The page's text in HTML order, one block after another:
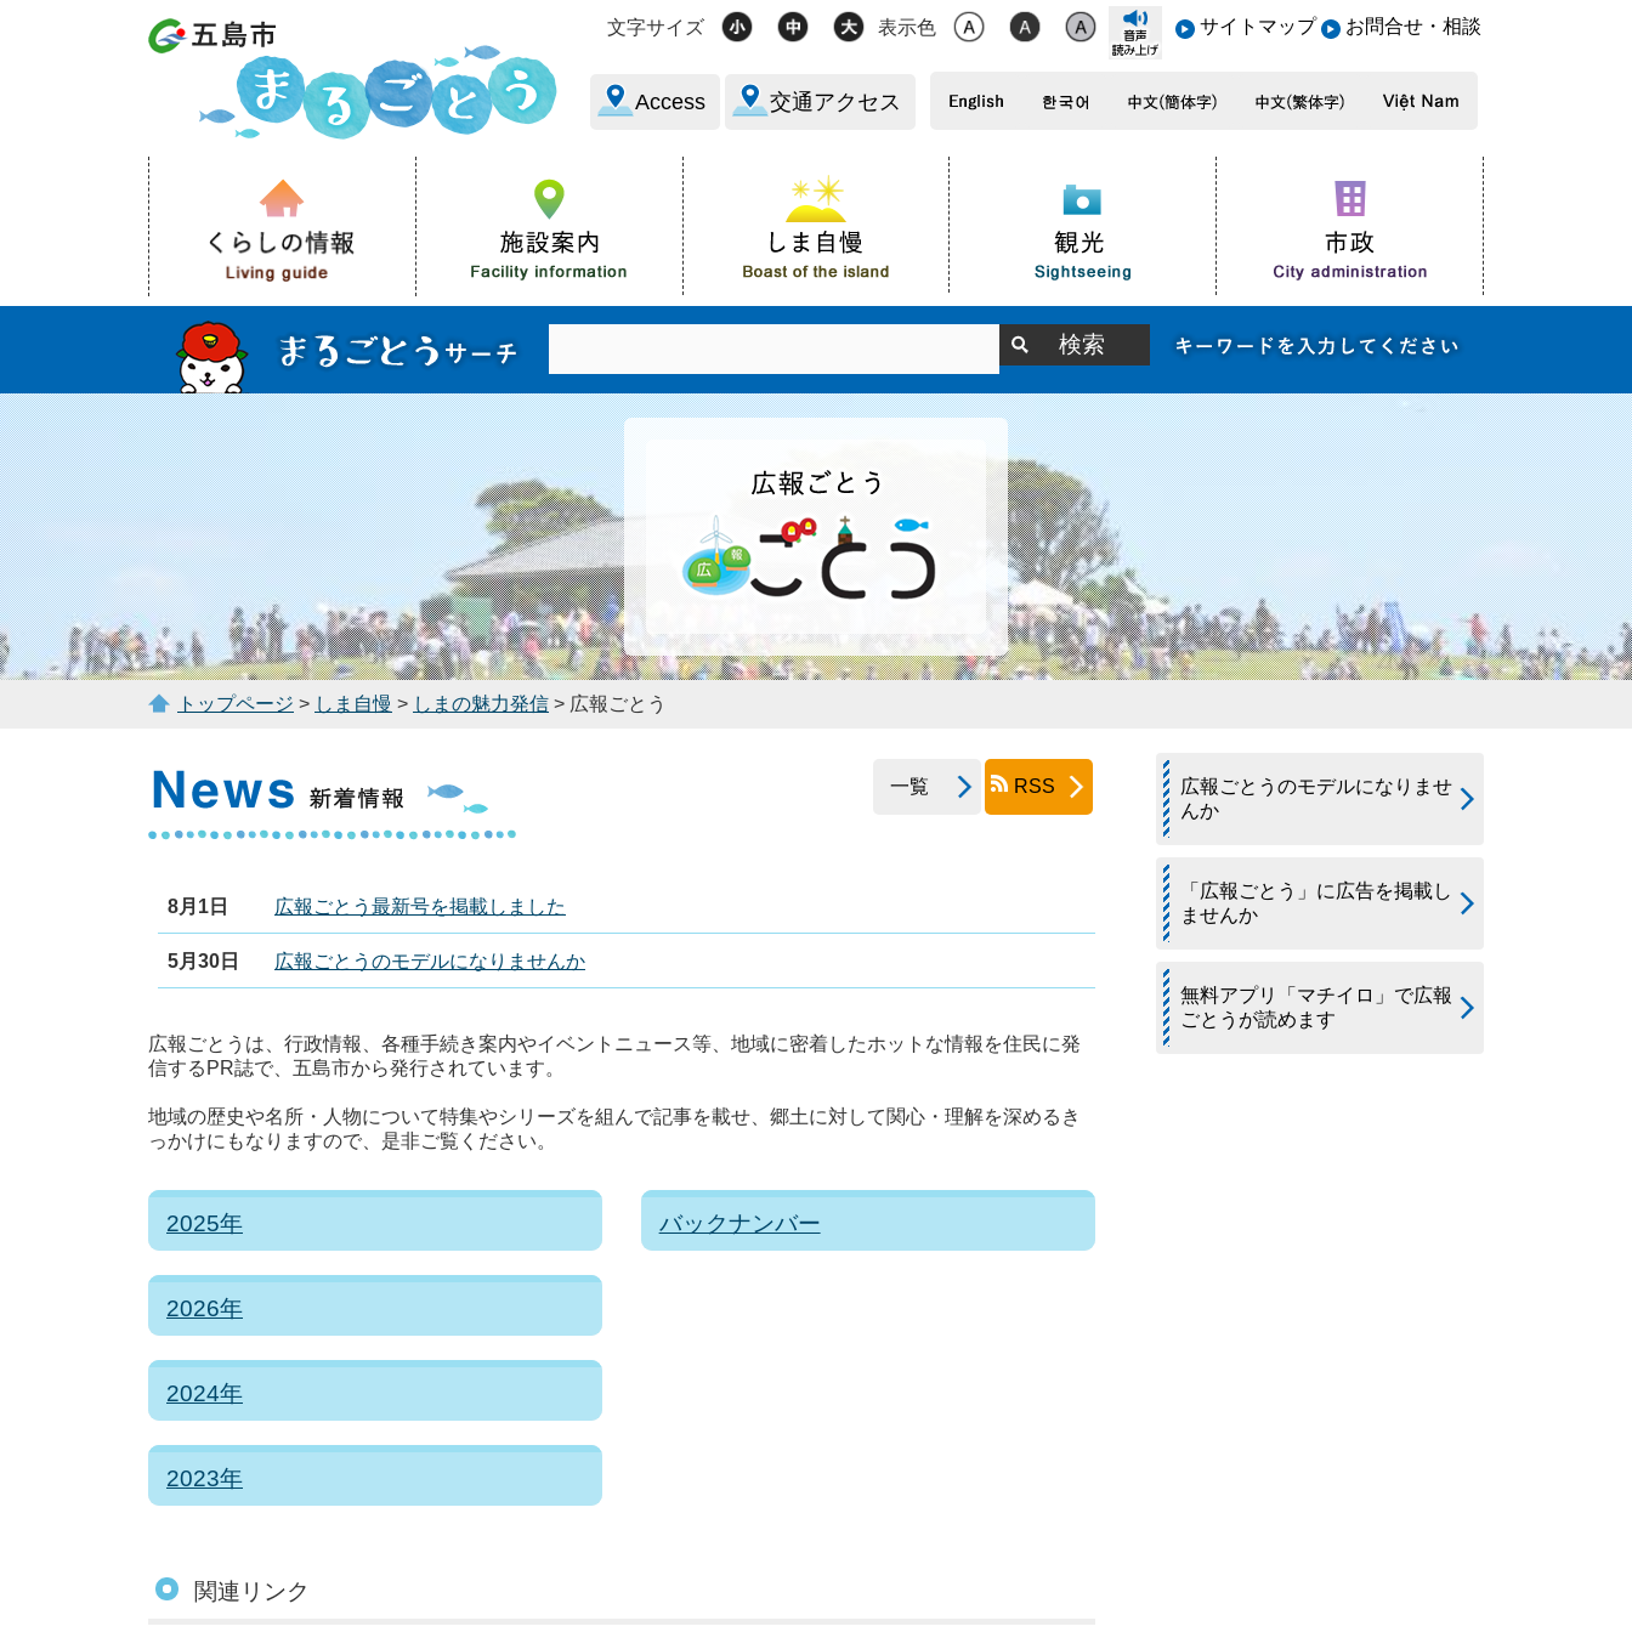
文字サイズ 表示色 サイトマップ お問合せ・相談
Access 交通アクセス
トップページ > しま自慢 > しまの魅力発信 > 広報ごとう
8月1日 広報ごとう最新号を掲載しました
5月30日 広報ごとうのモデルになりませんか
一覧 RSS
広報ごとうは、行政情報、各種手続き案内やイベントニュース等、地域に密着したホットな情報を住民に発
信するPR誌で、五島市から発行されています。
地域の歴史や名所・人物について特集やシリーズを組んで記事を載せ、郷土に対して関心・理解を深めるき
っかけにもなりますので、是非ご覧ください。
2025年
2026年
2024年
2023年
バックナンバー
関連リンク
広報ごとうのモデルになりませ
んか
「広報ごとう」に広告を掲載し
ませんか
無料アプリ「マチイロ」で広報
ごとうが読めます